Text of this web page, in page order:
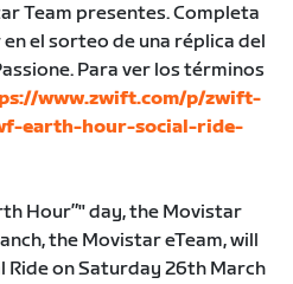
Team presentes. Completa
el sorteo de una réplica del
Para ver los términos
www.zwift.com/p/zwift-
earth-hour-social-ride-
Hour”" day, the Movistar
the Movistar eTeam, will
Ride on Saturday 26th March